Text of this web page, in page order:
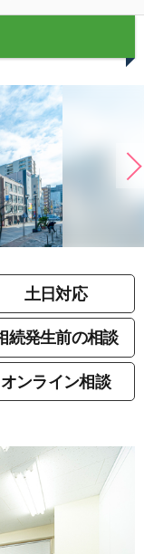
土日対応
続発生前の相談
オンライン相談